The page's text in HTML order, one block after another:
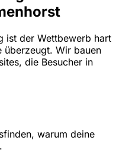
ist der Wettbewerb hart
überzeugt. Wir bauen
die Besucher in
warum deine